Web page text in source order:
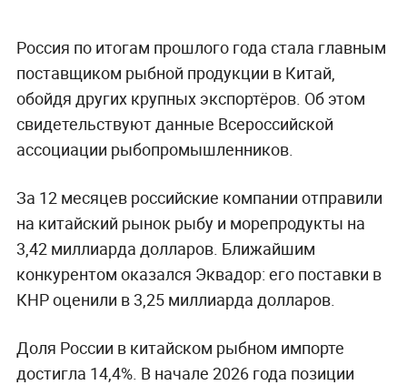
Россия по итогам прошлого года стала главным
поставщиком рыбной продукции в Китай,
обойдя других крупных экспортёров. Об этом
свидетельствуют данные Всероссийской
ассоциации рыбопромышленников.
За 12 месяцев российские компании отправили
на китайский рынок рыбу и морепродукты на
3,42 миллиарда долларов. Ближайшим
конкурентом оказался Эквадор: его поставки в
КНР оценили в 3,25 миллиарда долларов.
Доля России в китайском рыбном импорте
достигла 14,4%. В начале 2026 года позиции